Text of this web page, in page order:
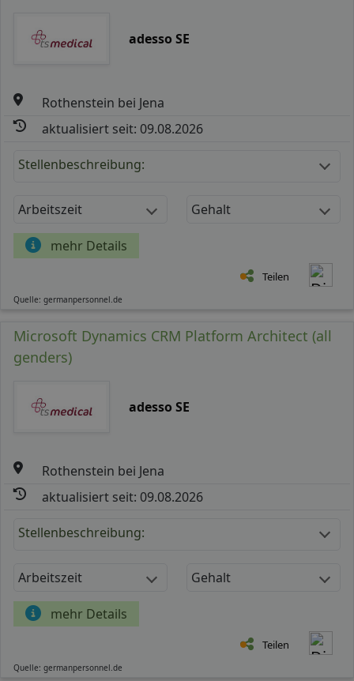
adesso SE
Rothenstein bei Jena
aktualisiert seit: 09.08.2026
Stellenbeschreibung:
Arbeitszeit Gehalt
mehr Details
Teilen
Quelle: germanpersonnel.de
Microsoft Dynamics CRM Platform Architect (all
genders)
adesso SE
Rothenstein bei Jena
aktualisiert seit: 09.08.2026
Stellenbeschreibung:
Arbeitszeit Gehalt
mehr Details
Teilen
Quelle: germanpersonnel.de